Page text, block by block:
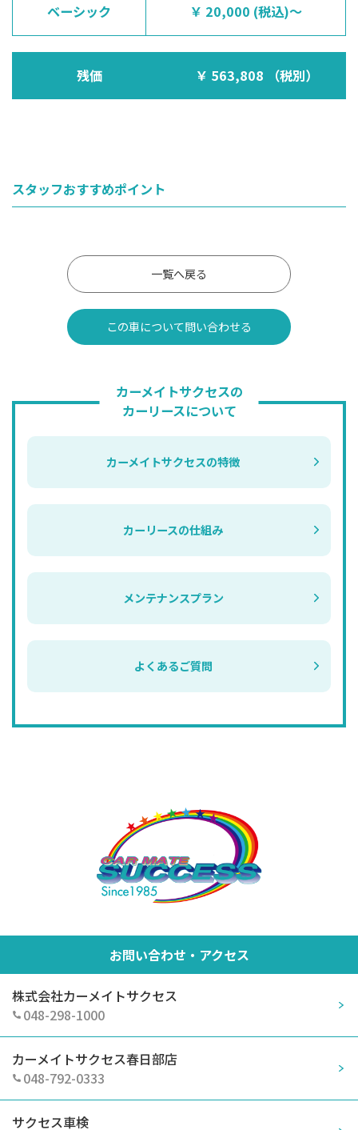
ベーシック 20,000
残価 563,808 （税別）
スタッフおすすめポイント
一覧へ戻る
この車について問い合わせる
カーメイトサクセスの
カーリースについて
カーメイトサクセスの特徴
カーリースの仕組み
メンテナンスプラン
よくあるご質問
お問い合わせ・アクセス
株式会社カーメイトサクセス
048-298-1000
カーメイトサクセス春日部店
048-792-0333
サクセス車検